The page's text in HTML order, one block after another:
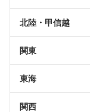
北陸・甲信越
関東
東海
関西